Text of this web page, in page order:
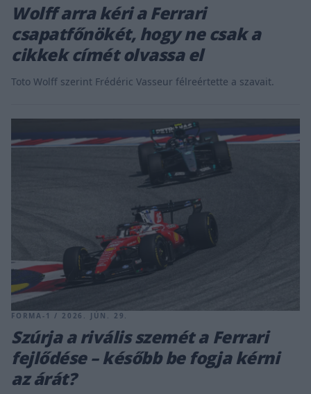
Wolff arra kéri a Ferrari
csapatfőnökét, hogy ne csak a
cikkek címét olvassa el
Toto Wolff szerint Frédéric Vasseur félreértette a szavait.
FORMA-1 / 2026. JÚN. 29.
Szúrja a rivális szemét a Ferrari
fejlődése – később be fogja kérni
az árát?